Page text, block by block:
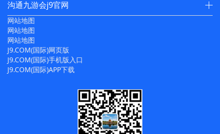
沟通九游会j9官网
网站地图
网站地图
网站地图
J9.COM(国际)网页版
J9.COM(国际)手机版入口
J9.COM(国际)APP下载